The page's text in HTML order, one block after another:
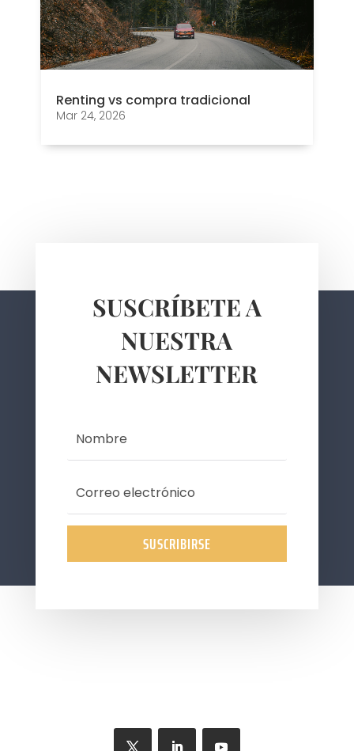
Renting vs compra tradicional
Mar 24, 2026
SUSCRÍBETE A
NUESTRA
NEWSLETTER
SUSCRIBIRSE